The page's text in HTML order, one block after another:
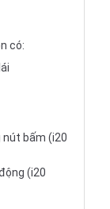
có:
nút bấm (i20
(i20